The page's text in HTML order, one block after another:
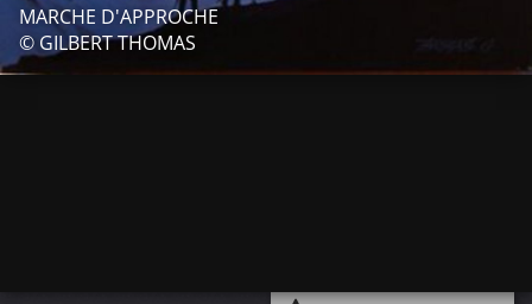
MARCHE D'APPROCHE
© GILBERT THOMAS